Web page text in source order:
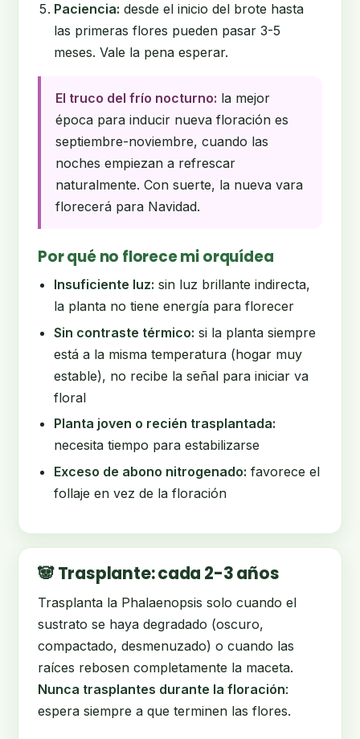
Paciencia: desde el inicio del brote hasta
las primeras flores pueden pasar 3-5
meses. Vale la pena esperar.
El truco del frío nocturno: la mejor
época para inducir nueva floración es
septiembre-noviembre, cuando las
noches empiezan a refrescar
naturalmente. Con suerte, la nueva vara
florecerá para Navidad.
Por qué no florece mi orquídea
Insuficiente luz: sin luz brillante indirecta,
la planta no tiene energía para florecer
Sin contraste térmico: si la planta siempre
está a la misma temperatura (hogar muy
estable), no recibe la señal para iniciar va
floral
Planta joven o recién trasplantada:
necesita tiempo para estabilizarse
Exceso de abono nitrogenado: favorece el
follaje en vez de la floración
🐼 Trasplante: cada 2-3 años
Trasplanta la Phalaenopsis solo cuando el
sustrato se haya degradado (oscuro,
compactado, desmenuzado) o cuando las
raíces rebosen completamente la maceta.
Nunca trasplantes durante la floración:
espera siempre a que terminen las flores.